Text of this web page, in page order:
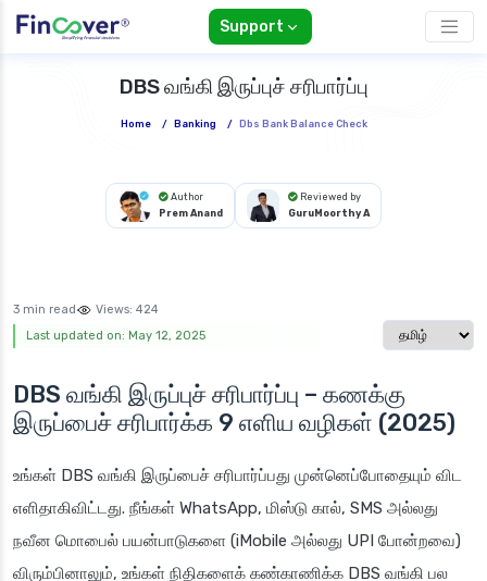
Support
DBS வங்கி இருப்புச் சரிபார்ப்பு
Home / Banking / Dbs Bank Balance Check
Author
Prem Anand
Reviewed by
GuruMoorthy A
3 min read Views: 424
Select
Last updated on: May 12, 2025
DBS வங்கி இருப்புச் சரிபார்ப்பு – கணக்கு
இருப்பைச் சரிபார்க்க 9 எளிய வழிகள் (2025)
உங்கள் DBS வங்கி இருப்பைச் சரிபார்ப்பது முன்னெப்போதையும் விட
எளிதாகிவிட்டது. நீங்கள் WhatsApp, மிஸ்டு கால், SMS அல்லது
நவீன மொபைல் பயன்பாடுகளை (iMobile அல்லது UPI போன்றவை)
விரும்பினாலும், உங்கள் நிதிகளைக் கண்காணிக்க DBS வங்கி பல